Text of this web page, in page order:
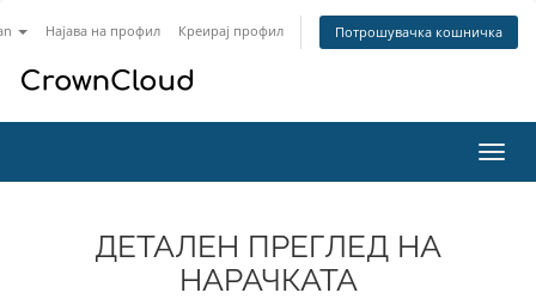
Најава на профил Креирај профил Потрошувачка кошничка
ја
ДЕТАЛЕН ПРЕГЛЕД НА
НАРАЧКАТА